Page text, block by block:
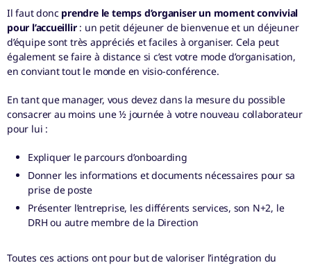
Il faut donc prendre le temps d’organiser un moment convivial
pour l’accueillir : un petit déjeuner de bienvenue et un déjeuner
d’équipe sont très appréciés et faciles à organiser. Cela peut
également se faire à distance si c’est votre mode d’organisation,
en conviant tout le monde en visio-conférence.
En tant que manager, vous devez dans la mesure du possible
consacrer au moins une ½ journée à votre nouveau collaborateur
pour lui :
Expliquer le parcours d’onboarding
Donner les informations et documents nécessaires pour sa
prise de poste
Présenter l’entreprise, les différents services, son N+2, le
DRH ou autre membre de la Direction
Toutes ces actions ont pour but de valoriser l’intégration du